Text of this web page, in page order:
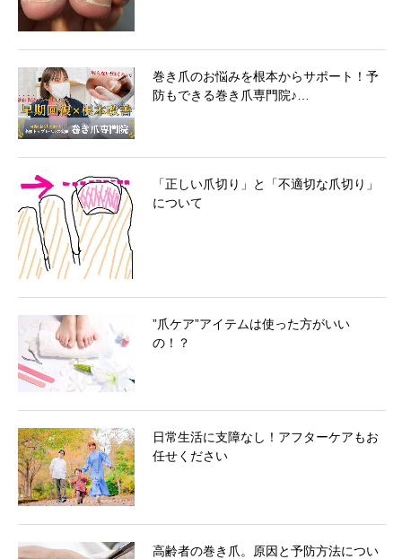
巻き爪のお悩みを根本からサポート！予
防もできる巻き爪専門院♪…
「正しい爪切り」と「不適切な爪切り」
について
”爪ケア”アイテムは使った方がいい
の！？
日常生活に支障なし！アフターケアもお
任せください
高齢者の巻き爪。原因と予防方法につい